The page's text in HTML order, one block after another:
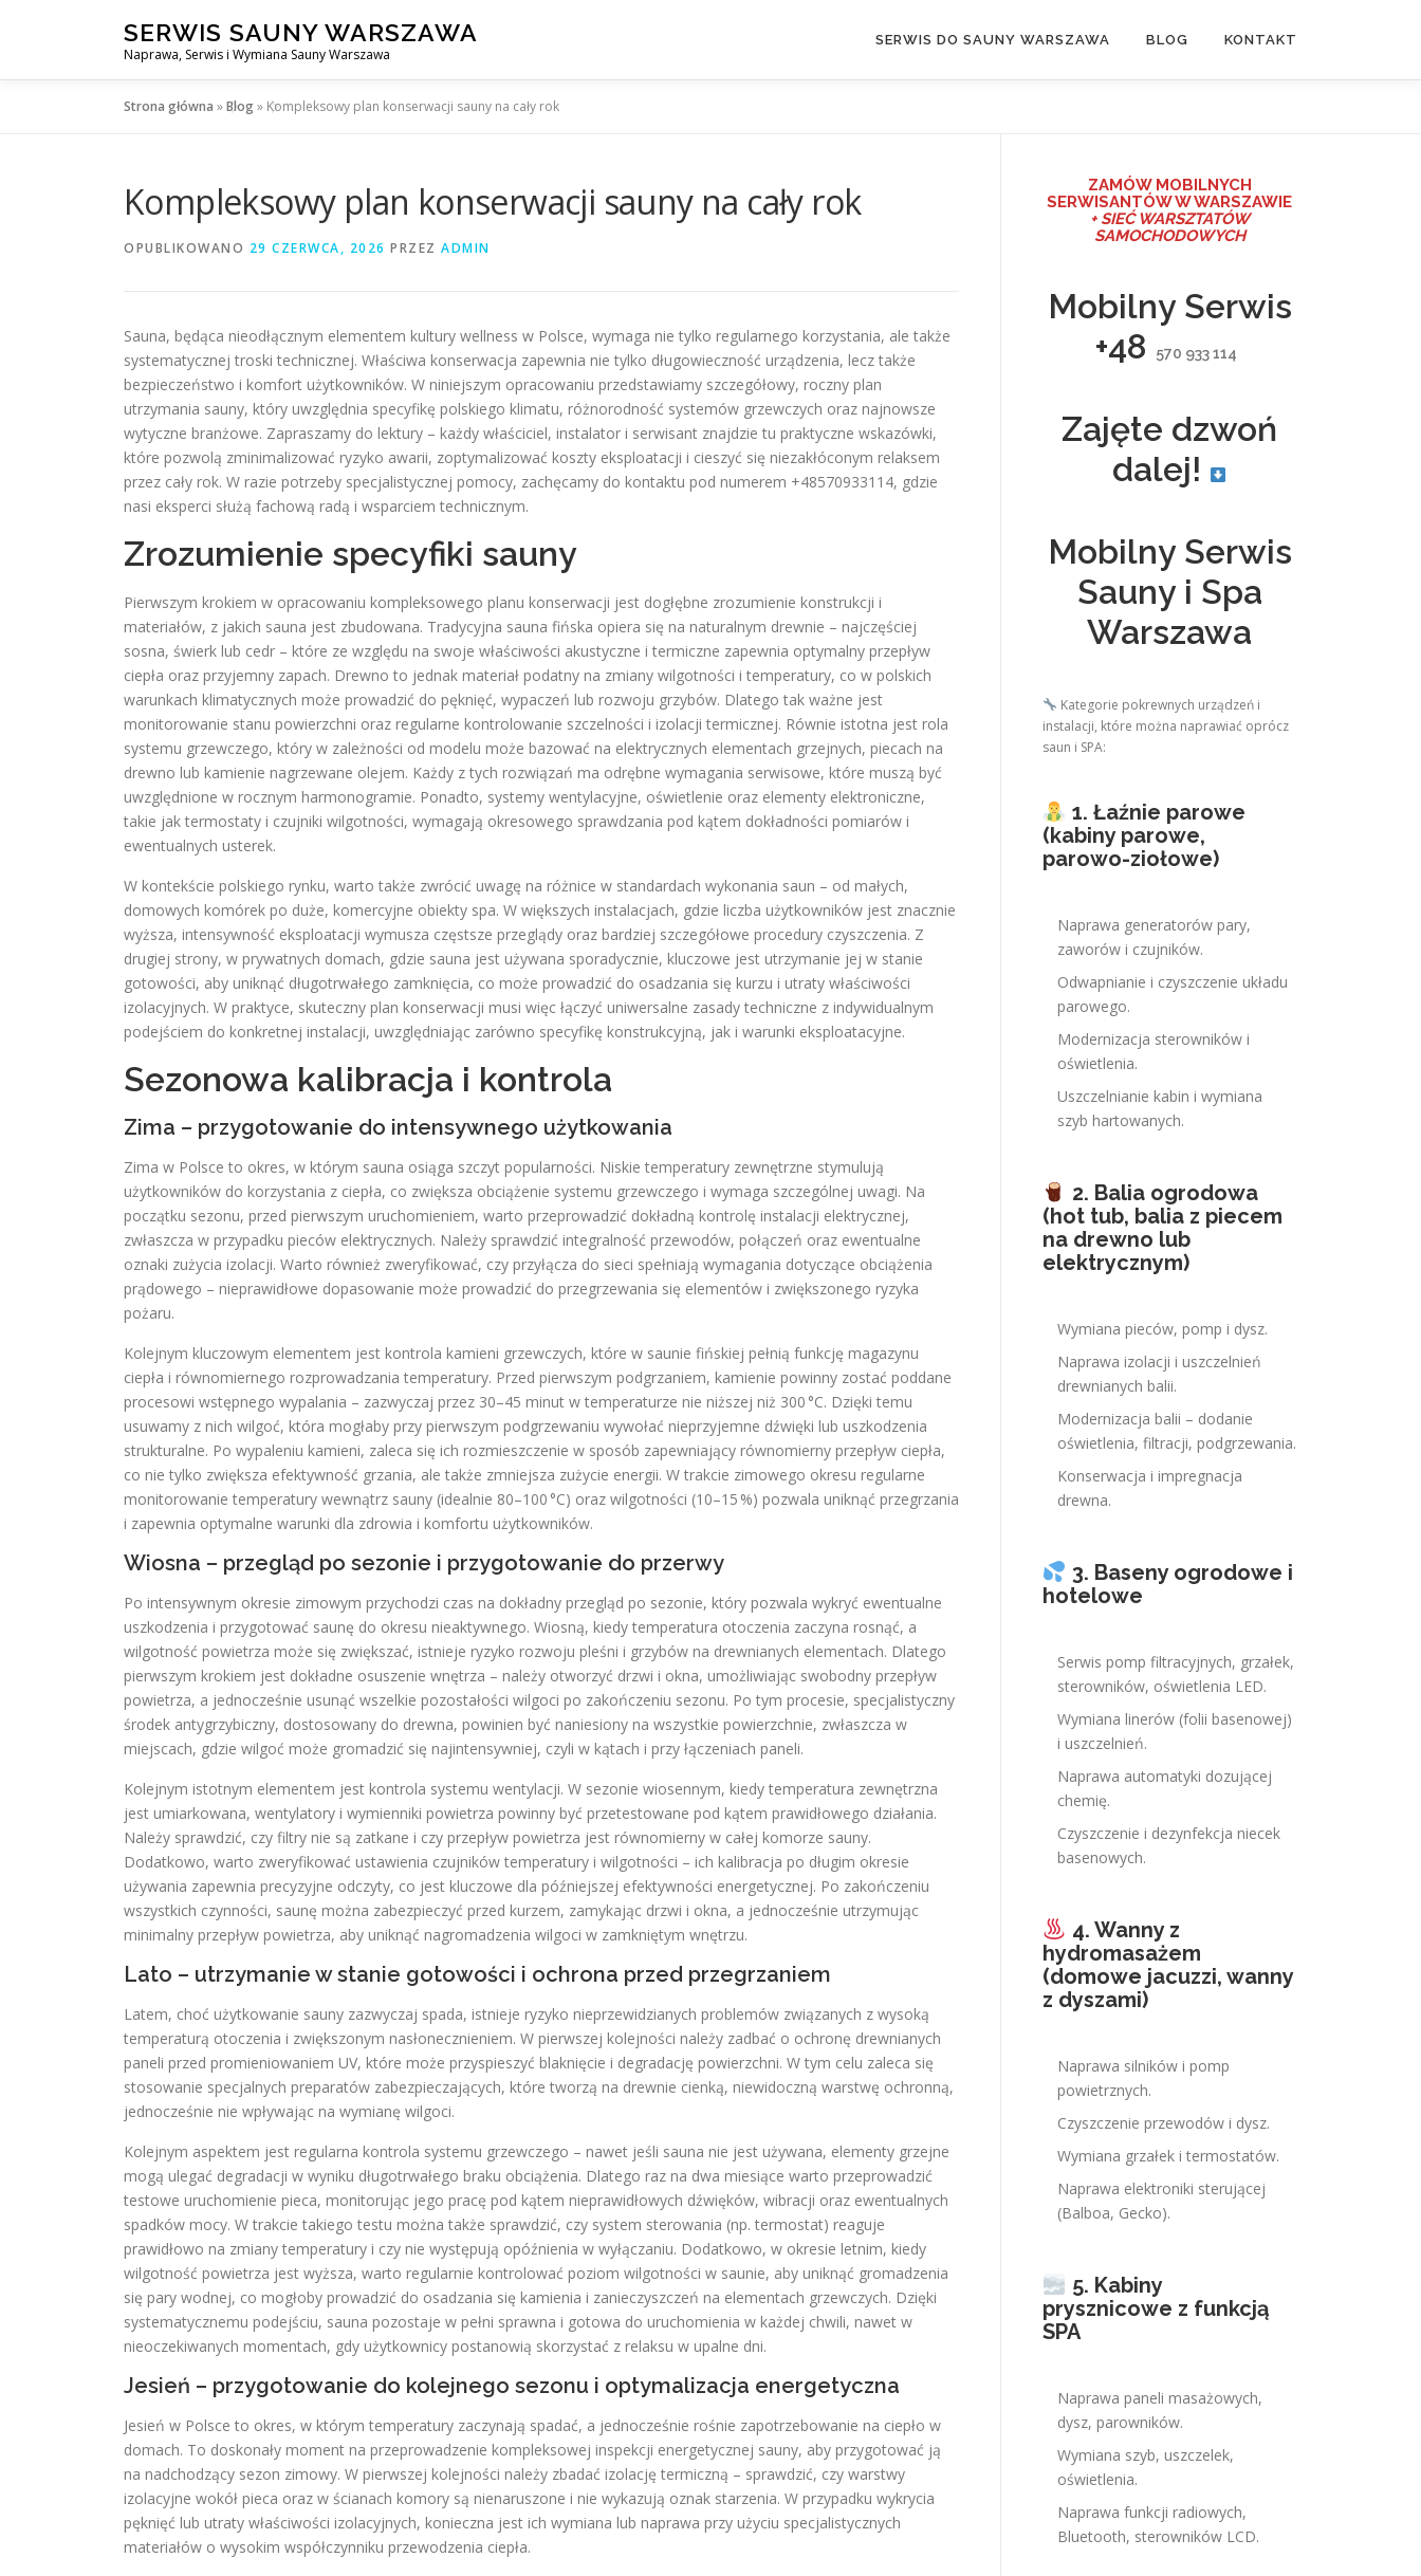
SERWIS SAUNY WARSZAWA
Naprawa, Serwis i Wymiana Sauny Warszawa
SERWIS DO SAUNY WARSZAWA BLOG KONTAKT
Strona główna »Blog» Kompleksowy plan konserwacji sauny na cały rok
Kompleksowy plan konserwacji sauny na cały rok
OPUBLIKOWANO 29 CZERWCA, 2026 PRZEZ ADMIN
Sauna, będąca nieodłącznym elementem kultury wellness w Polsce, wymaga nie tylko regularnego korzystania, ale także
systematycznej troski technicznej. Właściwa konserwacja zapewnia nie tylko długowieczność urządzenia, lecz także
bezpieczeństwo i komfort użytkowników. W niniejszym opracowaniu przedstawiamy szczegółowy, roczny plan
utrzymania sauny, który uwzględnia specyfikę polskiego klimatu, różnorodność systemów grzewczych oraz najnowsze
wytyczne branżowe. Zapraszamy do lektury – każdy właściciel, instalator i serwisant znajdzie tu praktyczne wskazówki,
które pozwolą zminimalizować ryzyko awarii, zoptymalizować koszty eksploatacji i cieszyć się niezakłóconym relaksem
przez cały rok. W razie potrzeby specjalistycznej pomocy, zachęcamy do kontaktu pod numerem +48570933114, gdzie
nasi eksperci służą fachową radą i wsparciem technicznym.
Zrozumienie specyfiki sauny
Pierwszym krokiem w opracowaniu kompleksowego planu konserwacji jest dogłębne zrozumienie konstrukcji i
materiałów, z jakich sauna jest zbudowana. Tradycyjna sauna fińska opiera się na naturalnym drewnie – najczęściej
sosna, świerk lub cedr – które ze względu na swoje właściwości akustyczne i termiczne zapewnia optymalny przepływ
ciepła oraz przyjemny zapach. Drewno to jednak materiał podatny na zmiany wilgotności i temperatury, co w polskich
warunkach klimatycznych może prowadzić do pęknięć, wypaczeń lub rozwoju grzybów. Dlatego tak ważne jest
monitorowanie stanu powierzchni oraz regularne kontrolowanie szczelności i izolacji termicznej. Równie istotna jest rola
systemu grzewczego, który w zależności od modelu może bazować na elektrycznych elementach grzejnych, piecach na
drewno lub kamienie nagrzewane olejem. Każdy z tych rozwiązań ma odrębne wymagania serwisowe, które muszą być
uwzględnione w rocznym harmonogramie. Ponadto, systemy wentylacyjne, oświetlenie oraz elementy elektroniczne,
takie jak termostaty i czujniki wilgotności, wymagają okresowego sprawdzania pod kątem dokładności pomiarów i
ewentualnych usterek.
W kontekście polskiego rynku, warto także zwrócić uwagę na różnice w standardach wykonania saun – od małych,
domowych komórek po duże, komercyjne obiekty spa. W większych instalacjach, gdzie liczba użytkowników jest znacznie
wyższa, intensywność eksploatacji wymusza częstsze przeglądy oraz bardziej szczegółowe procedury czyszczenia. Z
drugiej strony, w prywatnych domach, gdzie sauna jest używana sporadycznie, kluczowe jest utrzymanie jej w stanie
gotowości, aby uniknąć długotrwałego zamknięcia, co może prowadzić do osadzania się kurzu i utraty właściwości
izolacyjnych. W praktyce, skuteczny plan konserwacji musi więc łączyć uniwersalne zasady techniczne z indywidualnym
podejściem do konkretnej instalacji, uwzględniając zarówno specyfikę konstrukcyjną, jak i warunki eksploatacyjne.
Sezonowa kalibracja i kontrola
Zima – przygotowanie do intensywnego użytkowania
Zima w Polsce to okres, w którym sauna osiąga szczyt popularności. Niskie temperatury zewnętrzne stymulują
użytkowników do korzystania z ciepła, co zwiększa obciążenie systemu grzewczego i wymaga szczególnej uwagi. Na
początku sezonu, przed pierwszym uruchomieniem, warto przeprowadzić dokładną kontrolę instalacji elektrycznej,
zwłaszcza w przypadku pieców elektrycznych. Należy sprawdzić integralność przewodów, połączeń oraz ewentualne
oznaki zużycia izolacji. Warto również zweryfikować, czy przyłącza do sieci spełniają wymagania dotyczące obciążenia
prądowego – nieprawidłowe dopasowanie może prowadzić do przegrzewania się elementów i zwiększonego ryzyka
pożaru.
Kolejnym kluczowym elementem jest kontrola kamieni grzewczych, które w saunie fińskiej pełnią funkcję magazynu
ciepła i równomiernego rozprowadzania temperatury. Przed pierwszym podgrzaniem, kamienie powinny zostać poddane
procesowi wstępnego wypalania – zazwyczaj przez 30–45 minut w temperaturze nie niższej niż 300 °C. Dzięki temu
usuwamy z nich wilgoć, która mogłaby przy pierwszym podgrzewaniu wywołać nieprzyjemne dźwięki lub uszkodzenia
strukturalne. Po wypaleniu kamieni, zaleca się ich rozmieszczenie w sposób zapewniający równomierny przepływ ciepła,
co nie tylko zwiększa efektywność grzania, ale także zmniejsza zużycie energii. W trakcie zimowego okresu regularne
monitorowanie temperatury wewnątrz sauny (idealnie 80–100 °C) oraz wilgotności (10–15 %) pozwala uniknąć przegrzania
i zapewnia optymalne warunki dla zdrowia i komfortu użytkowników.
Wiosna – przegląd po sezonie i przygotowanie do przerwy
Po intensywnym okresie zimowym przychodzi czas na dokładny przegląd po sezonie, który pozwala wykryć ewentualne
uszkodzenia i przygotować saunę do okresu nieaktywnego. Wiosną, kiedy temperatura otoczenia zaczyna rosnąć, a
wilgotność powietrza może się zwiększać, istnieje ryzyko rozwoju pleśni i grzybów na drewnianych elementach. Dlatego
pierwszym krokiem jest dokładne osuszenie wnętrza – należy otworzyć drzwi i okna, umożliwiając swobodny przepływ
powietrza, a jednocześnie usunąć wszelkie pozostałości wilgoci po zakończeniu sezonu. Po tym procesie, specjalistyczny
środek antygrzybiczny, dostosowany do drewna, powinien być naniesiony na wszystkie powierzchnie, zwłaszcza w
miejscach, gdzie wilgoć może gromadzić się najintensywniej, czyli w kątach i przy łączeniach paneli.
Kolejnym istotnym elementem jest kontrola systemu wentylacji. W sezonie wiosennym, kiedy temperatura zewnętrzna
jest umiarkowana, wentylatory i wymienniki powietrza powinny być przetestowane pod kątem prawidłowego działania.
Należy sprawdzić, czy filtry nie są zatkane i czy przepływ powietrza jest równomierny w całej komorze sauny.
Dodatkowo, warto zweryfikować ustawienia czujników temperatury i wilgotności – ich kalibracja po długim okresie
używania zapewnia precyzyjne odczyty, co jest kluczowe dla późniejszej efektywności energetycznej. Po zakończeniu
wszystkich czynności, saunę można zabezpieczyć przed kurzem, zamykając drzwi i okna, a jednocześnie utrzymując
minimalny przepływ powietrza, aby uniknąć nagromadzenia wilgoci w zamkniętym wnętrzu.
Lato – utrzymanie w stanie gotowości i ochrona przed przegrzaniem
Latem, choć użytkowanie sauny zazwyczaj spada, istnieje ryzyko nieprzewidzianych problemów związanych z wysoką
temperaturą otoczenia i zwiększonym nasłonecznieniem. W pierwszej kolejności należy zadbać o ochronę drewnianych
paneli przed promieniowaniem UV, które może przyspieszyć blaknięcie i degradację powierzchni. W tym celu zaleca się
stosowanie specjalnych preparatów zabezpieczających, które tworzą na drewnie cienką, niewidoczną warstwę ochronną,
jednocześnie nie wpływając na wymianę wilgoci.
Kolejnym aspektem jest regularna kontrola systemu grzewczego – nawet jeśli sauna nie jest używana, elementy grzejne
mogą ulegać degradacji w wyniku długotrwałego braku obciążenia. Dlatego raz na dwa miesiące warto przeprowadzić
testowe uruchomienie pieca, monitorując jego pracę pod kątem nieprawidłowych dźwięków, wibracji oraz ewentualnych
spadków mocy. W trakcie takiego testu można także sprawdzić, czy system sterowania (np. termostat) reaguje
prawidłowo na zmiany temperatury i czy nie występują opóźnienia w wyłączaniu. Dodatkowo, w okresie letnim, kiedy
wilgotność powietrza jest wyższa, warto regularnie kontrolować poziom wilgotności w saunie, aby uniknąć gromadzenia
się pary wodnej, co mogłoby prowadzić do osadzania się kamienia i zanieczyszczeń na elementach grzewczych. Dzięki
systematycznemu podejściu, sauna pozostaje w pełni sprawna i gotowa do uruchomienia w każdej chwili, nawet w
nieoczekiwanych momentach, gdy użytkownicy postanowią skorzystać z relaksu w upalne dni.
Jesień – przygotowanie do kolejnego sezonu i optymalizacja energetyczna
Jesień w Polsce to okres, w którym temperatury zaczynają spadać, a jednocześnie rośnie zapotrzebowanie na ciepło w
domach. To doskonały moment na przeprowadzenie kompleksowej inspekcji energetycznej sauny, aby przygotować ją
na nadchodzący sezon zimowy. W pierwszej kolejności należy zbadać izolację termiczną – sprawdzić, czy warstwy
izolacyjne wokół pieca oraz w ścianach komory są nienaruszone i nie wykazują oznak starzenia. W przypadku wykrycia
pęknięć lub utraty właściwości izolacyjnych, konieczna jest ich wymiana lub naprawa przy użyciu specjalistycznych
materiałów o wysokim współczynniku przewodzenia ciepła.
ZAMÓW MOBILNYCH
SERWISANTÓW W WARSZAWIE
+ SIEĆ WARSZTATÓW
SAMOCHODOWYCH
Mobilny Serwis
+48
570 933 114
Zajęte dzwoń
dalej!
Mobilny Serwis
Sauny i Spa
Warszawa
Kategorie pokrewnych urządzeń i
instalacji, które można naprawiać oprócz
saun i SPA:
1. Łaźnie parowe
(kabiny parowe,
parowo-ziołowe)
Naprawa generatorów pary,
zaworów i czujników.
Odwapnianie i czyszczenie układu
parowego.
Modernizacja sterowników i
oświetlenia.
Uszczelnianie kabin i wymiana
szyb hartowanych.
2. Balia ogrodowa
(hot tub, balia z piecem
na drewno lub
elektrycznym)
Wymiana pieców, pomp i dysz.
Naprawa izolacji i uszczelnień
drewnianych balii.
Modernizacja balii – dodanie
oświetlenia, filtracji, podgrzewania.
Konserwacja i impregnacja
drewna.
3. Baseny ogrodowe i
hotelowe
Serwis pomp filtracyjnych, grzałek,
sterowników, oświetlenia LED.
Wymiana linerów (folii basenowej)
i uszczelnień.
Naprawa automatyki dozującej
chemię.
Czyszczenie i dezynfekcja niecek
basenowych.
4. Wanny z
hydromasażem
(domowe jacuzzi, wanny
z dyszami)
Naprawa silników i pomp
powietrznych.
Czyszczenie przewodów i dysz.
Wymiana grzałek i termostatów.
Naprawa elektroniki sterującej
(Balboa, Gecko).
5. Kabiny
prysznicowe z funkcją
SPA
Naprawa paneli masażowych,
dysz, parowników.
Wymiana szyb, uszczelek,
oświetlenia.
Naprawa funkcji radiowych,
Bluetooth, sterowników LCD.